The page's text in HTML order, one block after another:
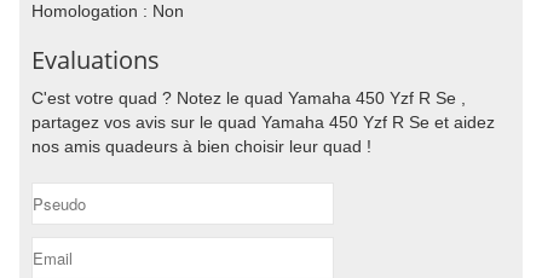
Homologation : Non
Evaluations
C'est votre quad ? Notez le quad Yamaha 450 Yzf R Se ,
partagez vos avis sur le quad Yamaha 450 Yzf R Se et aidez
nos amis quadeurs à bien choisir leur quad !